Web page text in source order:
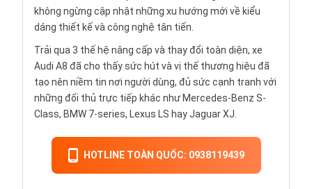
không ngừng cập nhật những xu hướng mới về kiểu
dáng thiết kế và công nghệ tân tiến.
Trải qua 3 thế hệ nâng cấp và thay đổi toàn diện, xe
Audi A8 đã cho thấy sức hút và vị thế thương hiệu đã
tạo nên niềm tin nơi người dùng, đủ sức cạnh tranh với
những đối thủ trực tiếp khác như Mercedes-Benz S-
Class, BMW 7-series, Lexus LS hayJaguarXJ.
HOTLINE TOÀN QUỐC: 0938119439